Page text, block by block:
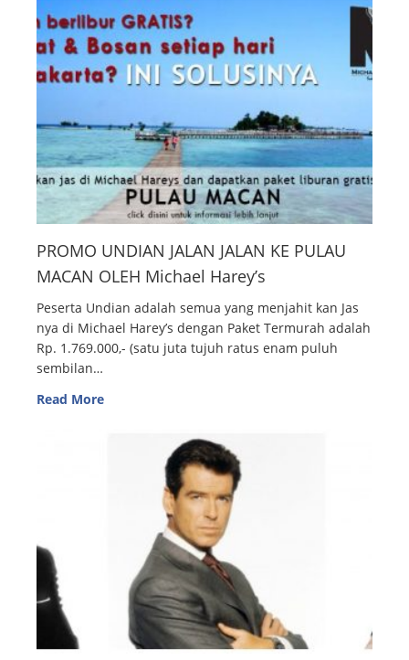
PROMO UNDIAN JALAN JALAN KE PULAU
MACAN OLEH Michael Harey’s
Peserta Undian adalah semua yang menjahit kan Jas
nya di Michael Harey’s dengan Paket Termurah adalah
Rp. 1.769.000,- (satu juta tujuh ratus enam puluh
sembilan…
Read More